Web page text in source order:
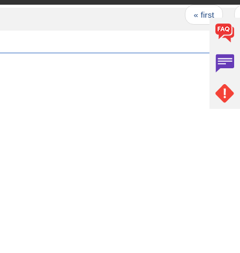
« first